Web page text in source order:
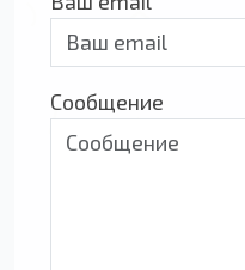
Сообщение